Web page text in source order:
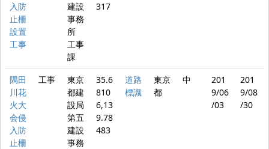
入防
止柵
設置
工事
建設
事務
所
工事
課
317
隅田
川花
火大
会侵
入防
止柵
工事
東京
都建
設局
第五
建設
事務
35.6
810
6,13
9.78
483
道路
標識
東京
都
中
201
9/06
/03
201
9/08
/30